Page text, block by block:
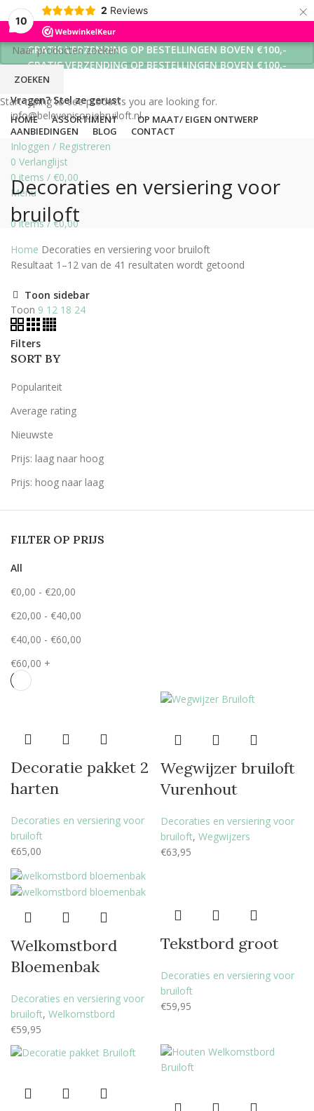
10
2 Reviews ×
GRATIS VERZENDING OP BESTELLINGEN BOVEN €100,-
GRATIS VERZENDING OP BESTELLINGEN BOVEN €100,-
GRATIS VERZENDING OP BESTELLINGEN BOVEN €100,-
Vragen? Stel ze gerust
info@belevenisopjebruiloft.nl
Inloggen / Registreren
0 Verlanglijst
0items / €0,00
Menu
0items / €0,00
HOME ASSORTIMENT
OP MAAT/ EIGEN ONTWERP
AANBIEDINGEN
BLOG CONTACT
Decoraties en versiering voor
bruiloft
Home Decoraties en versiering voor bruiloft
Resultaat 1–12 van de 41 resultaten wordt getoond
Toon sidebar
Toon 9 12 18 24
Filters
SORT BY
Populariteit
Average rating
Nieuwste
Prijs: laag naar hoog
Prijs: hoog naar laag
FILTER OP PRIJS
All
€0,00 - €20,00
€20,00 - €40,00
€40,00 - €60,00
€60,00 +
Decoratie pakket 2
harten
Decoraties en versiering voor
bruiloft
€65,00
Wegwijzer bruiloft
Vurenhout
Decoraties en versiering voor
bruiloft, Wegwijzers
€63,95
Welkomstbord
Bloemenbak
Decoraties en versiering voor
bruiloft, Welkomstbord
€59,95
Tekstbord groot
Decoraties en versiering voor
bruiloft
€59,95
ZOEKEN
Start typing to see products you are looking for.